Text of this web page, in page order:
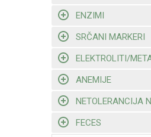
ENZIMI
SRČANI MARKERI
ELEKTROLITI/
ANEMIJE
NETOLERANCIJA
FECES